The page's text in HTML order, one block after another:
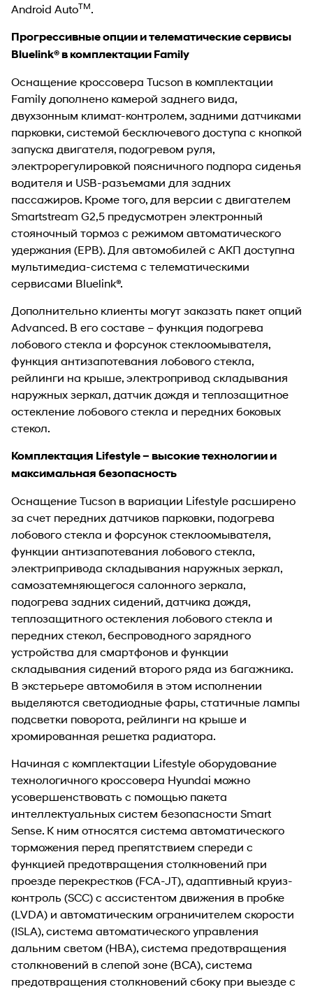
Android AutoTM.
Прогрессивные опции и телематические сервисы
Bluelink® в комплектации Family
Оснащение кроссовера Tucson в комплектации
Family дополнено камерой заднего вида,
двухзонным климат-контролем, задними датчиками
парковки, системой бесключевого доступа с кнопкой
запуска двигателя, подогревом руля,
электрорегулировкой поясничного подпора сиденья
водителя и USB-разъемами для задних
пассажиров. Кроме того, для версии с двигателем
Smartstream G2,5 предусмотрен электронный
стояночный тормоз с режимом автоматического
удержания (EPB). Для автомобилей с АКП доступна
мультимедиа-система с телематическими
сервисами Bluelink®.
Дополнительно клиенты могут заказать пакет опций
Advanced. В его составе – функция подогрева
лобового стекла и форсунок стеклоомывателя,
функция антизапотевания лобового стекла,
рейлинги на крыше, электропривод складывания
наружных зеркал, датчик дождя и теплозащитное
остекление лобового стекла и передних боковых
стекол.
Комплектация Lifestyle – высокие технологии и
максимальная безопасность
Оснащение Tucson в вариации Lifestyle расширено
за счет передних датчиков парковки, подогрева
лобового стекла и форсунок стеклоомывателя,
функции антизапотевания лобового стекла,
электрипривода складывания наружных зеркал,
самозатемняющегося салонного зеркала,
подогрева задних сидений, датчика дождя,
теплозащитного остекления лобового стекла и
передних стекол, беспроводного зарядного
устройства для смартфонов и функции
складывания сидений второго ряда из багажника.
В экстерьере автомобиля в этом исполнении
выделяются светодиодные фары, статичные лампы
подсветки поворота, рейлинги на крыше и
хромированная решетка радиатора.
Начиная с комплектации Lifestyle оборудование
технологичного кроссовера Hyundai можно
усовершенствовать с помощью пакета
интеллектуальных систем безопасности Smart
Sense. К ним относятся система автоматического
торможения перед препятствием спереди с
функцией предотвращения столкновений при
проезде перекрестков (FCA-JT), адаптивный круиз-
контроль (SCC) с ассистентом движения в пробке
(LVDA) и автоматическим ограничителем скорости
(ISLA), система автоматического управления
дальним светом (HBA), система предотвращения
столкновений в слепой зоне (BCA), система
предотвращения столкновений сбоку при выезде с